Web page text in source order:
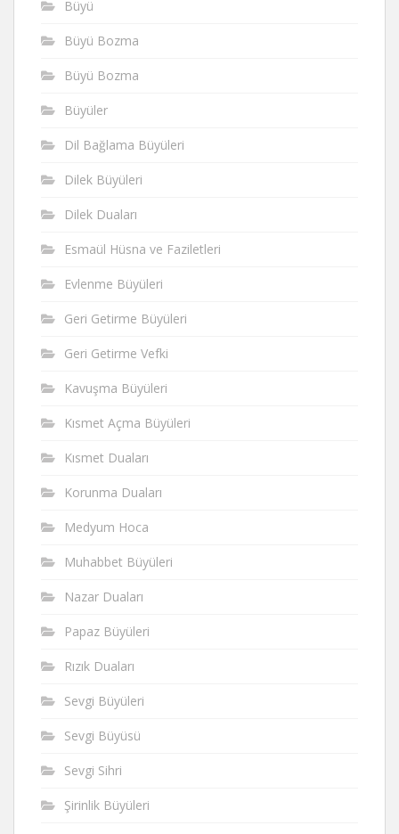
Büyü
Büyü Bozma
Büyü Bozma
Büyüler
Dil Bağlama Büyüleri
Dilek Büyüleri
Dilek Duaları
Esmaül Hüsna ve Faziletleri
Evlenme Büyüleri
Geri Getirme Büyüleri
Geri Getirme Vefki
Kavuşma Büyüleri
Kısmet Açma Büyüleri
Kısmet Duaları
Korunma Duaları
Medyum Hoca
Muhabbet Büyüleri
Nazar Duaları
Papaz Büyüleri
Rızık Duaları
Sevgi Büyüleri
Sevgi Büyüsü
Sevgi Sihri
Şirinlik Büyüleri